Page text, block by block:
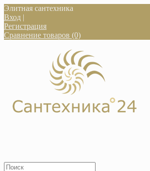
Элитная сантехника
Вход |
Регистрация
Сравнение товаров (0)